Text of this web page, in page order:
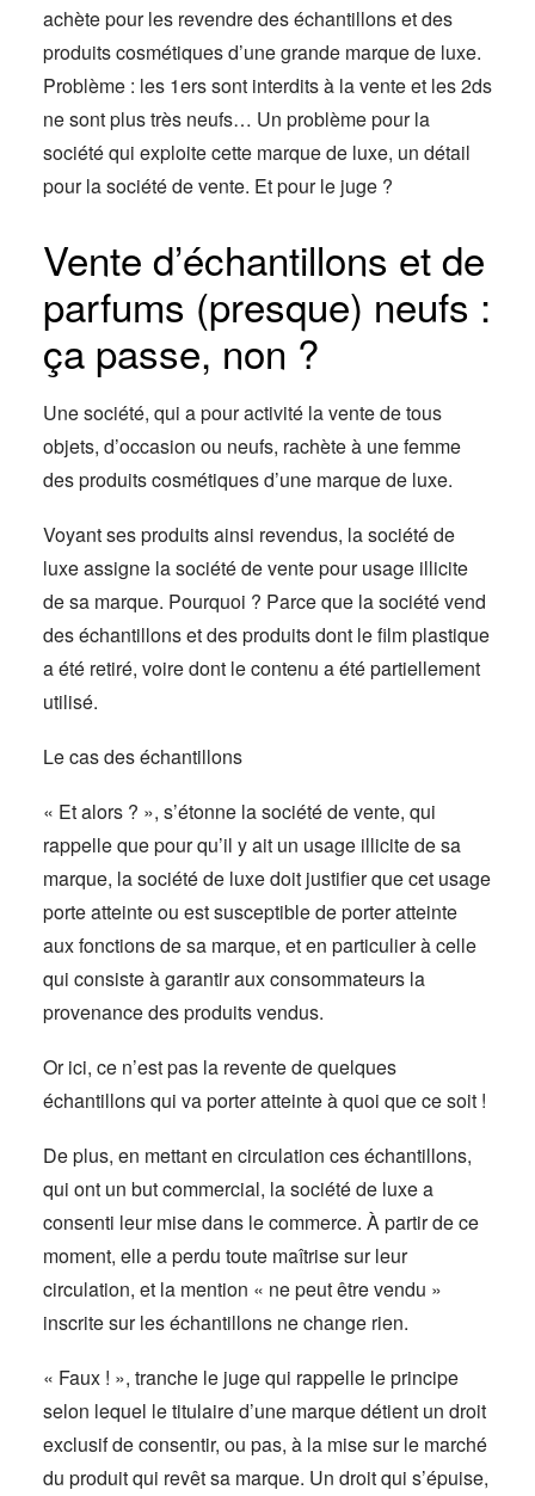
achète pour les revendre des échantillons et des
produits cosmétiques d’une grande marque de luxe.
Problème : les 1ers sont interdits à la vente et les 2ds
ne sont plus très neufs… Un problème pour la
société qui exploite cette marque de luxe, un détail
pour la société de vente. Et pour le juge ?
Vente d’échantillons et de
parfums (presque) neufs :
ça passe, non ?
Une société, qui a pour activité la vente de tous
objets, d’occasion ou neufs, rachète à une femme
des produits cosmétiques d’une marque de luxe.
Voyant ses produits ainsi revendus, la société de
luxe assigne la société de vente pour usage illicite
de sa marque. Pourquoi ? Parce que la société vend
des échantillons et des produits dont le film plastique
a été retiré, voire dont le contenu a été partiellement
utilisé.
Le cas des échantillons
« Et alors ? », s’étonne la société de vente, qui
rappelle que pour qu’il y ait un usage illicite de sa
marque, la société de luxe doit justifier que cet usage
porte atteinte ou est susceptible de porter atteinte
aux fonctions de sa marque, et en particulier à celle
qui consiste à garantir aux consommateurs la
provenance des produits vendus.
Or ici, ce n’est pas la revente de quelques
échantillons qui va porter atteinte à quoi que ce soit !
De plus, en mettant en circulation ces échantillons,
qui ont un but commercial, la société de luxe a
consenti leur mise dans le commerce. À partir de ce
moment, elle a perdu toute maîtrise sur leur
circulation, et la mention « ne peut être vendu »
inscrite sur les échantillons ne change rien.
« Faux ! », tranche le juge qui rappelle le principe
selon lequel le titulaire d’une marque détient un droit
exclusif de consentir, ou pas, à la mise sur le marché
du produit qui revêt sa marque. Un droit qui s’épuise,